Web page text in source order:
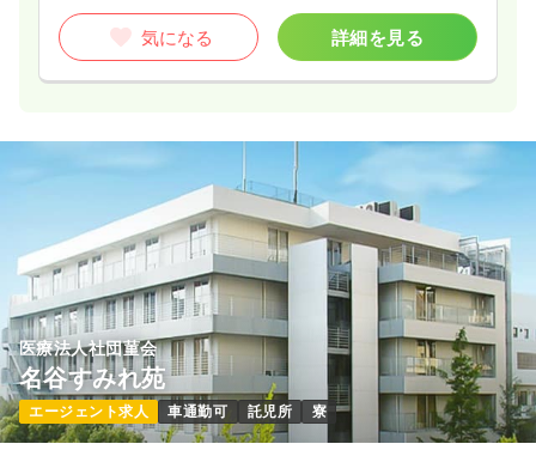
気になる 詳細を見る
医療法人社団菫会
名谷すみれ苑
エージェント求人 車通勤可 託児所 寮